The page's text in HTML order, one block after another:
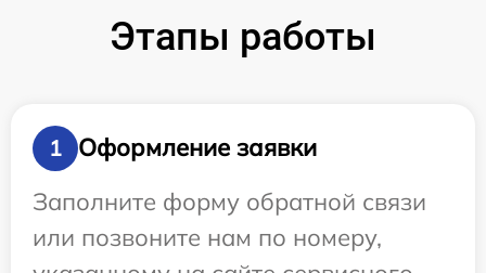
Этапы работы
1
Оформление заявки
Заполните форму обратной связи
или позвоните нам по номеру,